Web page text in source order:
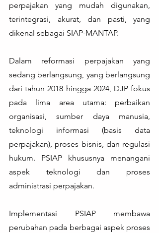
perpajakan yang mudah digunakan,
terintegrasi, akurat, dan pasti, yang
dikenal sebagai SIAP-MANTAP.
Dalam reformasi perpajakan yang
sedang berlangsung, yang berlangsung
dari tahun 2018 hingga 2024, DJP fokus
pada lima area utama: perbaikan
organisasi, sumber daya manusia,
teknologi informasi (basis data
perpajakan), proses bisnis, dan regulasi
hukum. PSIAP khususnya menangani
aspek teknologi dan proses
administrasi perpajakan.
Implementasi PSIAP membawa
perubahan pada berbagai aspek proses